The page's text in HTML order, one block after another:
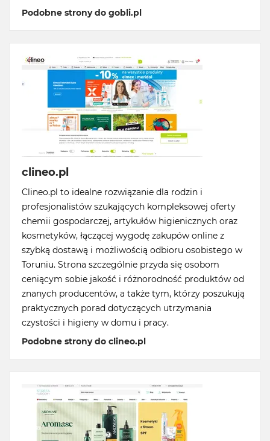
Podobne strony do gobli.pl
clineo.pl
Clineo.pl to idealne rozwiązanie dla rodzin i
profesjonalistów szukających kompleksowej oferty
chemii gospodarczej, artykułów higienicznych oraz
kosmetyków, łączącej wygodę zakupów online z
szybką dostawą i możliwością odbioru osobistego w
Toruniu. Strona szczególnie przyda się osobom
ceniącym sobie jakość i różnorodność produktów od
znanych producentów, a także tym, którzy poszukują
praktycznych porad dotyczących utrzymania
czystości i higieny w domu i pracy.
Podobne strony do clineo.pl